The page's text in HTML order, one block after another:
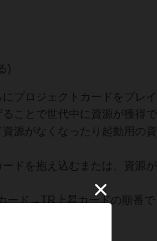
)
プロジェクトカードをプレイ
ことで世代中に資源が獲得で
源がなくなったり起動用の資
ドを抱え込むまたは、資源が
ード→TR上昇カードの順番で